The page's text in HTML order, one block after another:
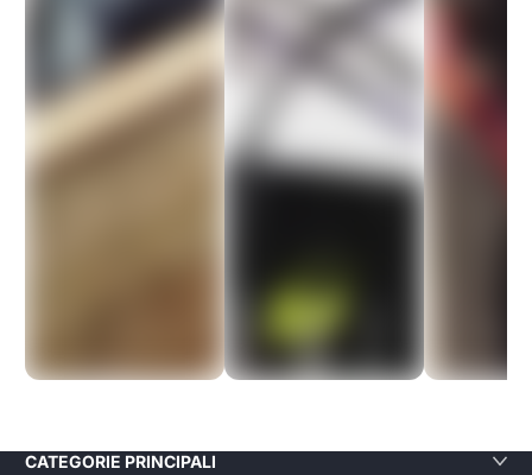
sono di ottima qualità
e la spedizione è
stata veloce. Sono
molto contenta di
aver acquistato da
loro e sicuramente lo
farò di nuovo!
CATEGORIE PRINCIPALI